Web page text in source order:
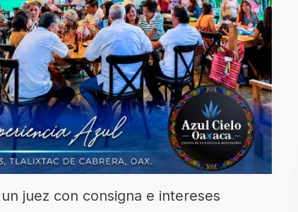
juez con consigna e intereses